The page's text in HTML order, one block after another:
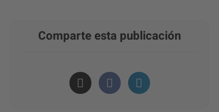
Comparte esta publicación